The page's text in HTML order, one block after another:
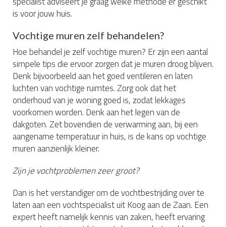
is voor jouw huis.
Vochtige muren zelf behandelen?
Hoe behandel je zelf vochtige muren? Er zijn een aantal
simpele tips die ervoor zorgen dat je muren droog blijven.
Denk bijvoorbeeld aan het goed ventileren en laten
luchten van vochtige ruimtes. Zorg ook dat het
onderhoud van je woning goed is, zodat lekkages
voorkomen worden. Denk aan het legen van de
dakgoten. Zet bovendien de verwarming aan, bij een
aangename temperatuur in huis, is de kans op vochtige
muren aanzienlijk kleiner.
Zijn je vochtproblemen zeer groot?
Dan is het verstandiger om de vochtbestrijding over te
laten aan een vochtspecialist uit Koog aan de Zaan. Een
expert heeft namelijk kennis van zaken, heeft ervaring